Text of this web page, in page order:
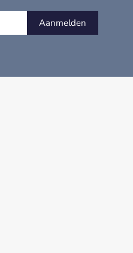
Aanmelden